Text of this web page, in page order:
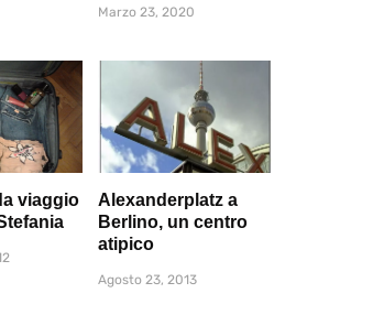
Marzo 23, 2020
viaggio
Alexanderplatz a
Berlino, un centro
atipico
Agosto 23, 2013